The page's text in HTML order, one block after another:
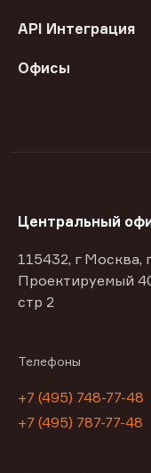
API Интеграция
Офисы
Центральный
115432, г Москва,
Проектируемый
стр 2
Телефоны
+7 (495) 748-77-48
+7 (495) 787-77-48